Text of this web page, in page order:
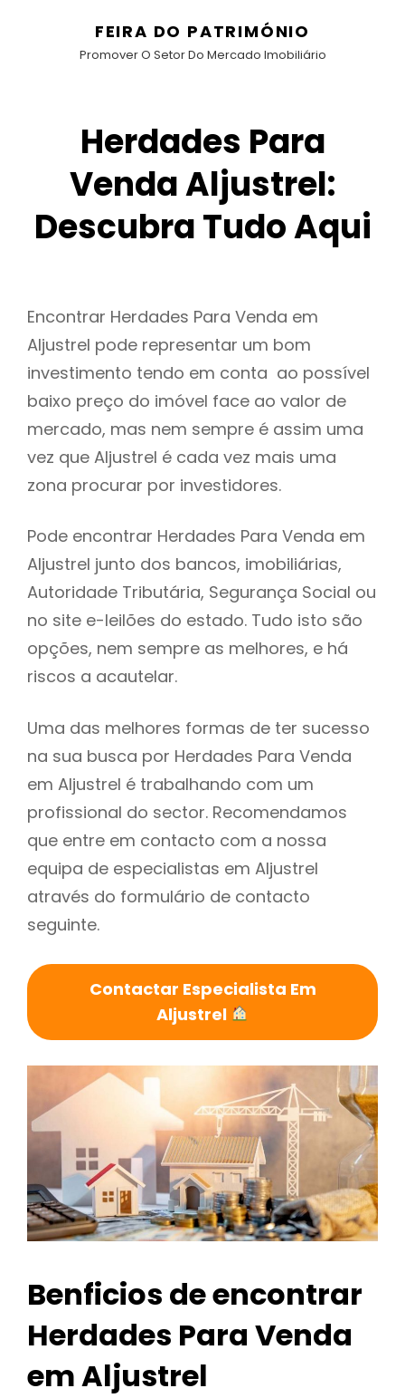
FEIRA DO PATRIMÓNIO
Promover O Setor Do Mercado Imobiliário
Herdades Para
Venda Aljustrel:
Descubra Tudo Aqui
Encontrar Herdades Para Venda em
Aljustrel pode representar um bom
investimento tendo em conta ao possível
baixo preço do imóvel face ao valor de
mercado, mas nem sempre é assim uma
vez que Aljustrel é cada vez mais uma
zona procurar por investidores.
Pode encontrar Herdades Para Venda em
Aljustrel junto dos bancos, imobiliárias,
Autoridade Tributária, Segurança Social ou
no site e-leilões do estado. Tudo isto são
opções, nem sempre as melhores, e há
riscos a acautelar.
Uma das melhores formas de ter sucesso
na sua busca por Herdades Para Venda
em Aljustrel é trabalhando com um
profissional do sector. Recomendamos
que entre em contacto com a nossa
equipa de especialistas em Aljustrel
através do formulário de contacto
seguinte.
Contactar Especialista Em
Aljustrel
Benficios de encontrar
Herdades Para Venda
em Aljustrel